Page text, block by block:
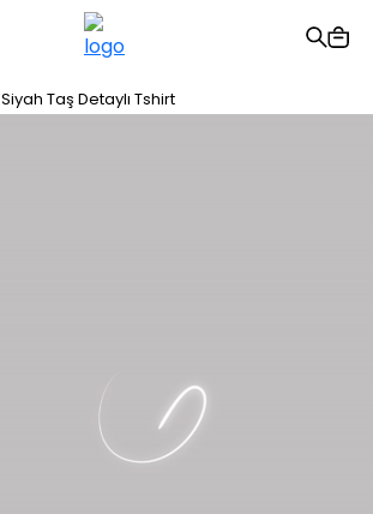
2500 TL üzeri ücretsiz kargo
Siyah Taş Detaylı Tshirt